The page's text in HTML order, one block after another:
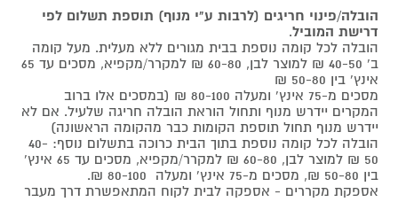
הובלה/פינוי חריגים (לרבות ע"י מנוף) תוספת תשלום לפי
דרישת המוביל.
הובלה לכל קומה נוספת בבית מגורים ללא מעלית. מעל קומה
ב' 40-50 ₪ למוצר לבן, 60-80 ₪ למקרר/מקפיא, מסכים עד 65
אינץ' בין 50-80 ₪
מסכים מ-75 אינץ' ומעלה 80-100 ₪ (במסכים אלו ברוב
המקרים יידרש מנוף ותחול הוראת הובלה חריגה שלעיל. אם לא
יידרש מנוף תחול תוספת הקומות כבר מהקומה הראשונה)
הובלה לכל קומה נוספת בתוך הבית כרוכה בתשלום נוסף: 40-
50 ₪ למוצר לבן, 60-80 ₪ למקרר/מקפיא, מסכים עד 65 אינץ'
בין 50-80 ₪, מסכים מ-75 אינץ' ומעלה 80-100 ₪.
אספקת מקררים - אספקה לבית לקוח המתאפשרת דרך מעבר